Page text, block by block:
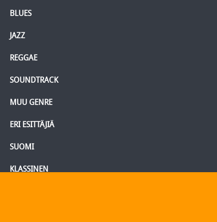
BLUES
JAZZ
REGGAE
SOUNDTRACK
MUU GENRE
ERI ESITTÄJIÄ
SUOMI
KLASSINEN